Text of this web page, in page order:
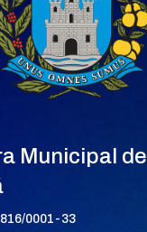
Municipal de
0001-33